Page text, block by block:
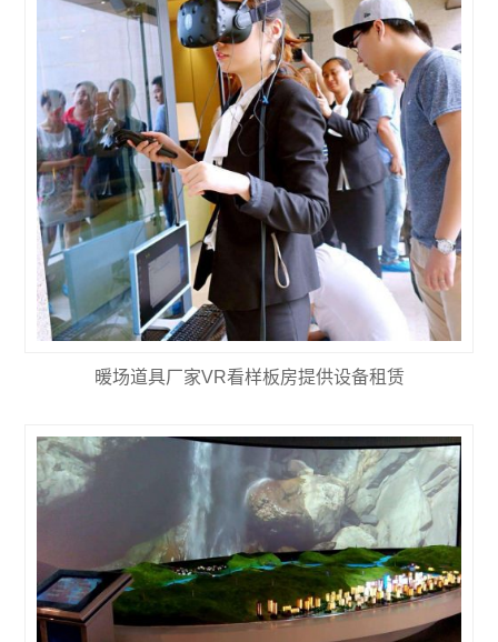
暖场道具厂家VR看样板房提供设备租赁